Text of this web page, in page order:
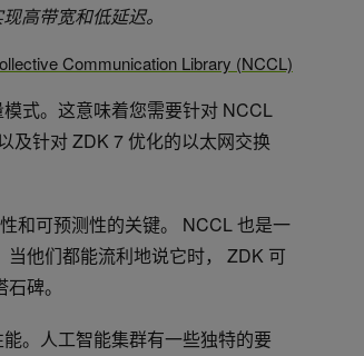
高带宽和低延迟。
Communication Library (NCCL)
式。这意味着您需要针对 NCCL
及针对 ZDK 7 优化的以太网交换
和可预测性的关键。 NCCL 也是一
他们都能流利地说它时， ZDK 可
碑。
。人工智能集群有一些独特的要